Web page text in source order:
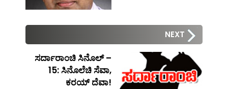
NEXT
ಸರ್ದಾರಾಂಚಿ ಸಿನೊಲ್ –
15: ಸಿನೊಲೆಚಿ ಸೆವಾ,
ಕರಯ್ ದೆವಾ!